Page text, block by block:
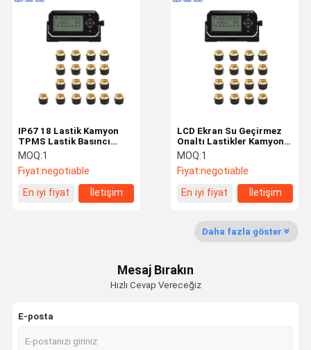
Kalite Kontrol
Bizimle
Iletişime
Haberler
Bir Teklif
Isteği
LCD Ekran Su Geçirmez
Onaltı Lastikler Kamyon
OTR TPMS
MOQ:1
Fiyat:negotiable
En iyi fiyat
İletişim
IP67 18 Lastik Kamyon
TPMS Lastik Basıncı
İzleme Sistemi
MOQ:1
Fiyat:negotiable
En iyi fiyat
İletişim
Daha fazla göster
Mesaj Bırakın
Hızlı Cevap Vereceğiz
E-posta